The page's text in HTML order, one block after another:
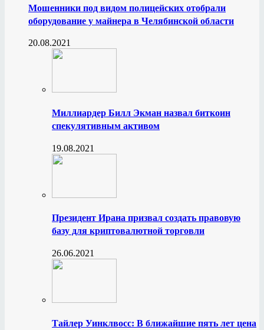
Мошенники под видом полицейских отобрали
оборудование у майнера в Челябинской области
20.08.2021
Миллиардер Билл Экман назвал биткоин
спекулятивным активом
19.08.2021
Президент Ирана призвал создать правовую
базу для криптовалютной торговли
26.06.2021
Тайлер Уинклвосс: В ближайшие пять лет цена